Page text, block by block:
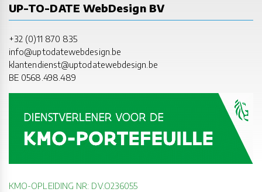
UP-TO-DATE WebDesign BV
+32 (0)11 870 835
info@uptodatewebdesign.be
klantendienst@uptodatewebdesign.be
BE 0568.498.489
KMO-OPLEIDING NR: DV.O236055